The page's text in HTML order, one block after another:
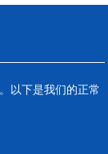
以下是我们的正常